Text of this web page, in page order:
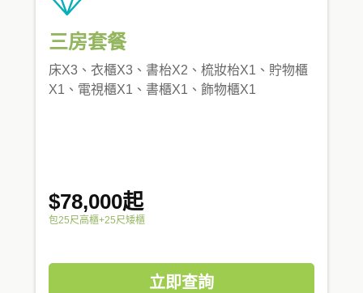
三房套餐
床X3、衣櫃X3、書枱X2、梳妝枱X1、貯物櫃
X1、電視櫃X1、書櫃X1、飾物櫃X1
$78,000起
包25尺高櫃+25尺矮櫃
立即查詢